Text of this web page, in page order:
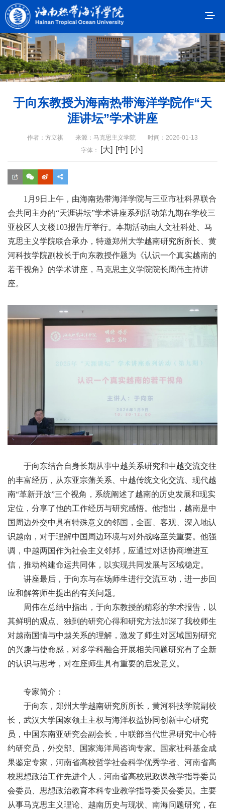
于向东教授为海南热带海洋学院作“天
涯讲坛”学术讲座
作者：方立祺 来源：马克思主义学院
时间：2026-01-13
字体：
[大] [中] [小]
1月9日上午，由海南热带海洋学院与三亚市社科界联合
会共同主办的“天涯讲坛”学术讲座系列活动第九期在学校三
亚校区人文楼103报告厅举行。本期活动由人文社科处、马
克思主义学院联合承办，特邀郑州大学越南研究所所长、黄
河科技学院副校长于向东教授作题为《认识一个真实越南的
若干视角》的学术讲座，马克思主义学院院长周伟主持讲
座。
于向东结合自身长期从事中越关系研究和中越交流交往
的丰富经历，从东亚宗藩关系、中越传统文化交流、现代越
南“革新开放”三个视角，系统阐述了越南的历史发展和现实
定位，分享了他的工作经历与研究感悟。他指出，越南是中
国周边外交中具有特殊意义的邻国，全面、客观、深入地认
识越南，对于理解中国周边环境与对外战略至关重要。他强
调，中越两国作为社会主义邻邦，应通过对话协商增进互
信，推动构建命运共同体，以实现共同发展与区域稳定。
讲座最后，于向东与在场师生进行交流互动，进一步回
应和解答师生提出的有关问题。
周伟在总结中指出，于向东教授的精彩的学术报告，以
其鲜明的观点、独到的研究心得和研究方法加深了我校师生
对越南国情与中越关系的理解，激发了师生对区域国别研究
的兴趣与使命感，对多学科融合开展相关问题研究有了全新
的认识与思考 ，对在座师生具有重要的启发意义 。
专家简介：
于向东，郑州大学越南研究所所长，黄河科技学院副校
长，武汉大学国家领土主权与海洋权益协同创新中心研究
员，中国东南亚研究会副会长，中联部当代世界研究中心特
约研究员，外交部、国家海洋局咨询专家。国家社科基金成
果鉴定专家，河南省高校哲学社会科学优秀学者、河南省高
校思想政治工作先进个人，河南省高校思政课教学指导委员
会委员、思想政治教育本科专业教学指导委员会委员。主要
从事马克思主义理论、越南历史与现状、南海问题研究，在